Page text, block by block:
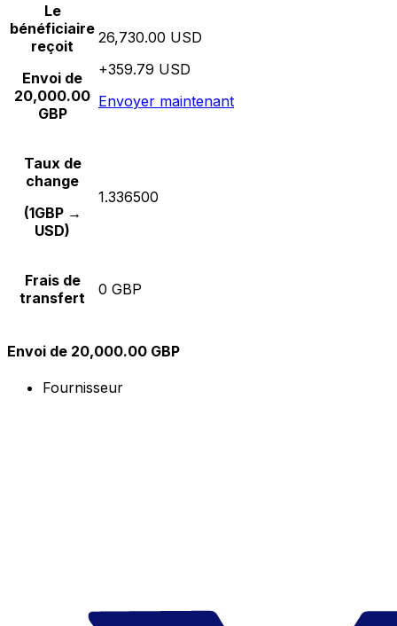
Le
bénéficiaire
reçoit
Envoi de
20,000.00
GBP
26,730.00 USD
+359.79 USD
Envoyer maintenant
Taux de
change
(1GBP →
USD)
1.336500
Frais de
transfert
0 GBP
Envoi de 20,000.00 GBP
Fournisseur